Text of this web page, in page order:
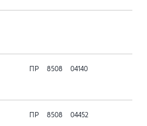
ПР 8508 04140
ПР 8508 04452